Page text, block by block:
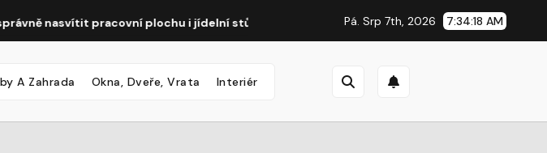
pracovní plochu i jídelní stůl Automatická závlaha: Proč se vyplatí i na malé zahradě
Pá. Srp 7th, 2026 7:34:19 AM
A Zahrada Okna, Dveře, Vrata Interiér